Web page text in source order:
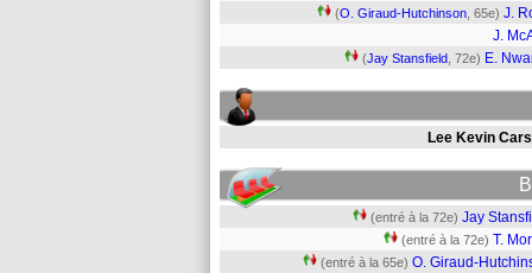
(O. Giraud-Hutchinson , 65e) J.
J.
(Jay Stansfield , 72e) E.
Lee Kevin
(entré à la 72e) Jay
(entré à la 72e) T.
(entré à la 65e) O. Giraud-